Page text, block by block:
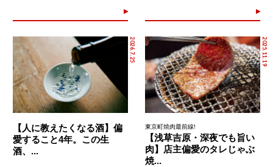
2026.7.25
【人に教えたくなる酒】偏
愛すること4年。この生
酒、...
2025.11.19
東京町焼肉最前線!
【浅草吉原・深夜でも旨い
肉】店主偏愛のタレじゃぶ
焼...